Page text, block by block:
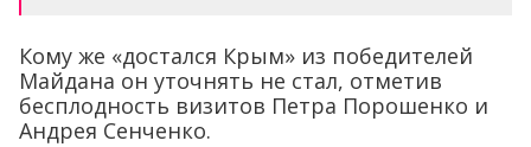
Кому же «достался Крым» из победителей
Майдана он уточнять не стал, отметив
бесплодность визитов Петра Порошенко и
Андрея Сенченко.